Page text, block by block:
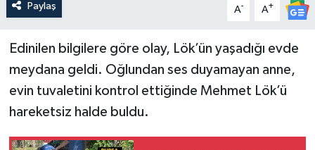
Paylaş A- A+
Edinilen bilgilere göre olay, Lök’ün yaşadığı evde
meydana geldi. Oğlundan ses duyamayan anne,
evin tuvaletini kontrol ettiğinde Mehmet Lök’ü
hareketsiz halde buldu.